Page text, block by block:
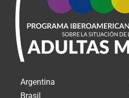
Argentina
Brasil